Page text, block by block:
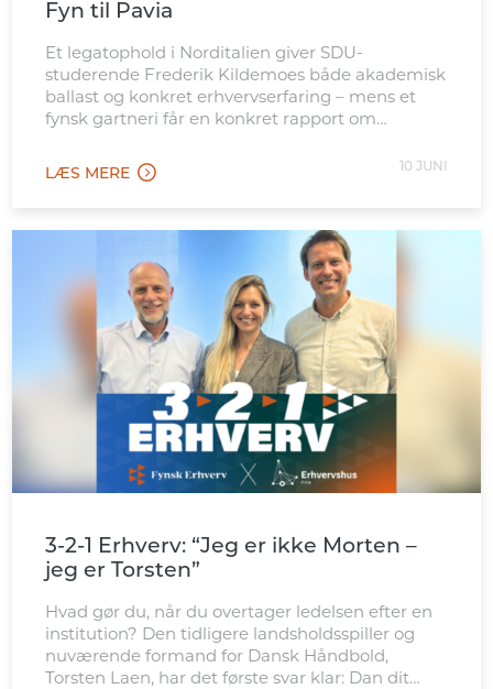
Fyn til Pavia
Et legatophold i Norditalien giver SDU-
studerende Frederik Kildemoes både akademisk
ballast og konkret erhvervserfaring – mens et
fynsk gartneri får en konkret rapport om
LÆS MERE 10 JUNI
3-2-1 Erhverv: “Jeg er ikke Morten –
jeg er Torsten”
Hvad gør du, når du overtager ledelsen efter en
institution? Den tidligere landsholdsspiller og
nuværende formand for Dansk Håndbold,
Torsten Laen, har det første svar klar: Dan dit